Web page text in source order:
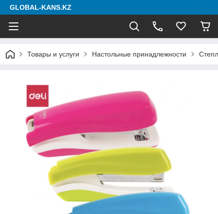
GLOBAL-KANS.KZ
Товары и услуги Настольные принадлежности